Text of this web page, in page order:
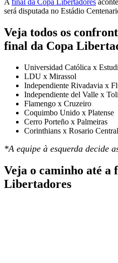
será disputada no Estádio
Veja todos os
final da Copa
Universidad Católica x
LDU x Mirassol
Independiente Rivadavia x
Independiente del Valle x
Flamengo x Cruzeiro
Coquimbo Unido x Platense
Cerro Porteño x Palmeiras
Corinthians x Rosario Central
*A equipe à esquerda decide
Veja o caminho até a
Libertadores